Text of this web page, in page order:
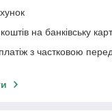
на банківську
з частковою